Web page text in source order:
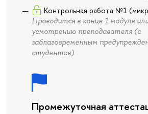
Контрольная работа №1
Проводится в конце 1 модуля
усмотрению преподавателя (с
заблаговременным
студентов)
Промежуточная